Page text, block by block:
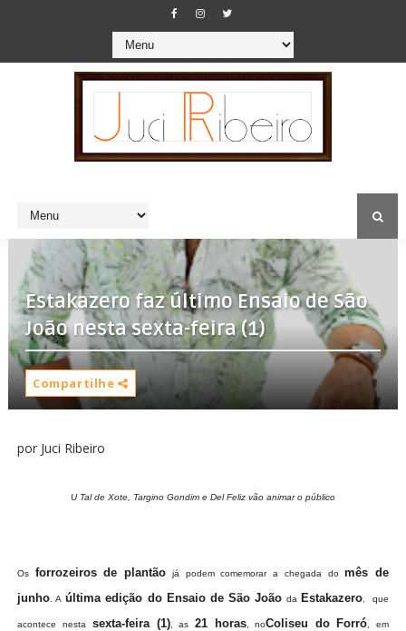
Estakazero faz último Ensaio de São
João nesta sexta-feira (1)
Compartilhe
por Juci Ribeiro
U Tal de Xote, Targino Gondim e Del Feliz vão animar o público
Os forrozeirosde plantão já podem comemorar a chegada domês de
junho. Aúltima edição do Ensaio de São João da Estakazero, que
acontece nestasexta-feira (1), as 21 horas, noColiseu do Forró , em